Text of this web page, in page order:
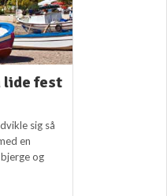
lide fest
sig så
en
og